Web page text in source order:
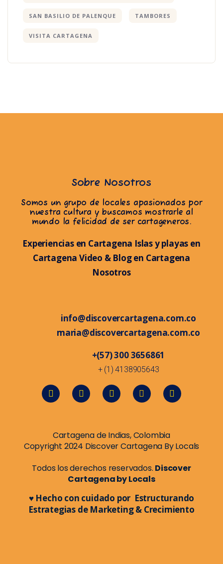
SAN BASILIO DE PALENQUE TAMBORES
VISITA CARTAGENA
Sobre Nosotros
Somos un grupo de locales apasionados por
nuestra cultura y buscamos mostrarle al
mundo la felicidad de ser cartageneros.
Experiencias en Cartagena Islas y playas en
Cartagena Video & Blog en Cartagena
Nosotros
info@discovercartagena.com.co
maria@discovercartagena.com.co
+(57) 300 3656861
+ (1) 4138905643
Cartagena de Indias, Colombia
Copyright 2024 Discover Cartagena By Locals
Todos los derechos reservados. Discover
Cartagena by Locals
♥ Hecho con cuidado por Estructurando
Estrategias de Marketing & Crecimiento